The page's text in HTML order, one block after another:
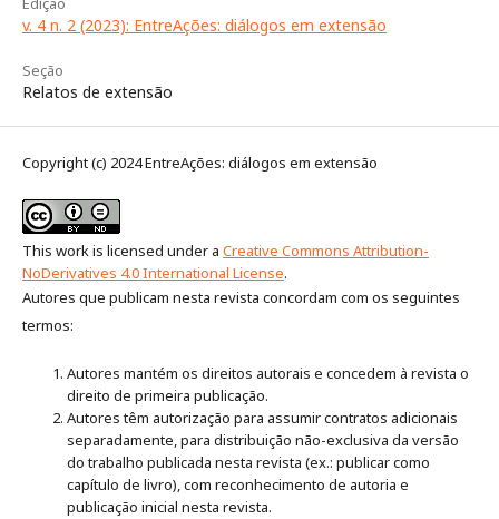
v. 4 n. 2 (2023): EntreAções: diálogos em extensão
Seção
Relatos de extensão
Copyright (c) 2024 EntreAções: diálogos em extensão
This work is licensed under a Creative Commons Attribution-
NoDerivatives 4.0 International License.
Autores que publicam nesta revista concordam com os seguintes
termos:
Autores mantém os direitos autorais e concedem à revista o
direito de primeira publicação.
Autores têm autorização para assumir contratos adicionais
separadamente, para distribuição não-exclusiva da versão
do trabalho publicada nesta revista (ex.: publicar como
capítulo de livro), com reconhecimento de autoria e
publicação inicial nesta revista.